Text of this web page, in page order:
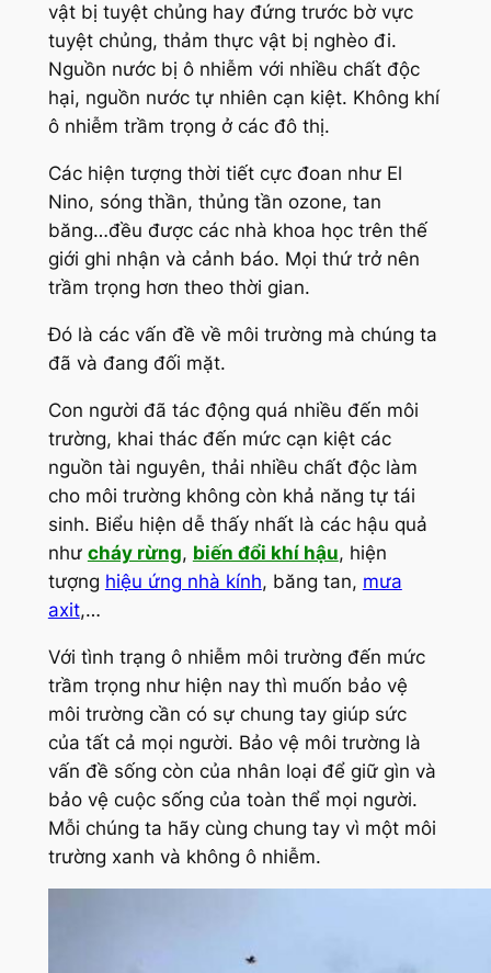
vật bị tuyệt chủng hay đứng trước bờ vực
tuyệt chủng, thảm thực vật bị nghèo đi.
Nguồn nước bị ô nhiễm với nhiều chất độc
hại, nguồn nước tự nhiên cạn kiệt. Không khí
ô nhiễm trầm trọng ở các đô thị.
Các hiện tượng thời tiết cực đoan như El
Nino, sóng thần, thủng tần ozone, tan
băng…đều được các nhà khoa học trên thế
giới ghi nhận và cảnh báo. Mọi thứ trở nên
trầm trọng hơn theo thời gian.
Đó là các vấn đề về môi trường mà chúng ta
đã và đang đối mặt.
Con người đã tác động quá nhiều đến môi
trường, khai thác đến mức cạn kiệt các
nguồn tài nguyên, thải nhiều chất độc làm
cho môi trường không còn khả năng tự tái
sinh. Biểu hiện dễ thấy nhất là các hậu quả
như cháy rừng, biến đổi khí hậu, hiện
tượng hiệu ứng nhà kính, băng tan, mưa
axit,…
Với tình trạng ô nhiễm môi trường đến mức
trầm trọng như hiện nay thì muốn bảo vệ
môi trường cần có sự chung tay giúp sức
của tất cả mọi người. Bảo vệ môi trường là
vấn đề sống còn của nhân loại để giữ gìn và
bảo vệ cuộc sống của toàn thể mọi người.
Mỗi chúng ta hãy cùng chung tay vì một môi
trường xanh và không ô nhiễm.